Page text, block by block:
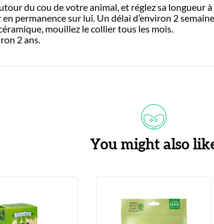
du cou de votre animal, et réglez sa longueur
permanence sur lui. Un délai d’environ 2
mouillez le collier tous les mois.
2 ans.
You might also